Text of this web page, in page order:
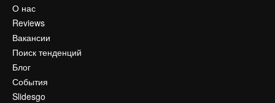
О нас
Reviews
Вакансии
Поиск тенденций
Блог
События
Slidesgo